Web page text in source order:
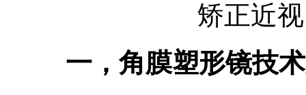
矫正近
一，角膜塑形镜技